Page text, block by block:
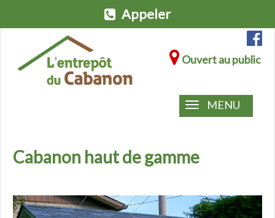
Appeler
Ouvert au public
MENU
Cabanon haut de gamme